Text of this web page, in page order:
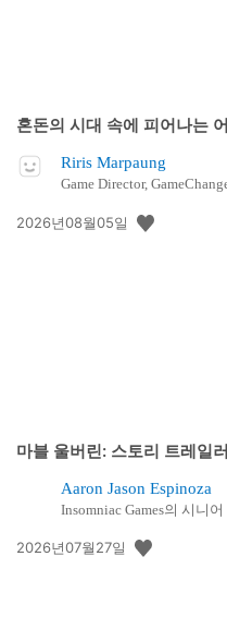
혼돈의 시대 속에 피어나는
Riris Marpaung
Game Director,
공
2026년08월05일
마블 울버린: 스토리 트레일
Aaron Jason Espinoza
Insomniac Games의 시니
공
2026년07월27일